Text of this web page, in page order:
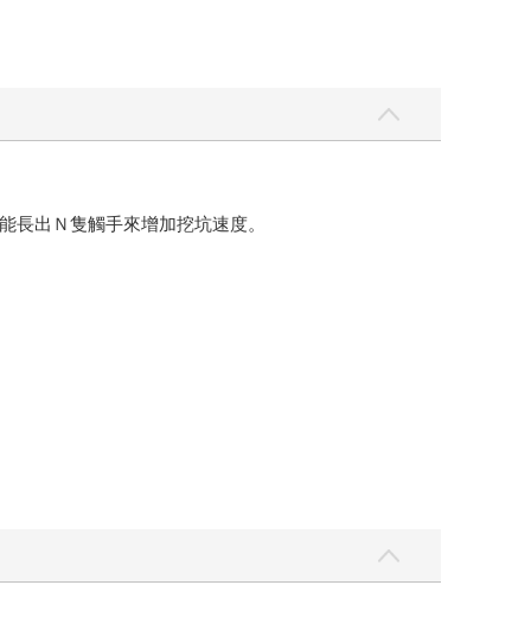
出Ｎ隻觸手來增加挖坑速度。